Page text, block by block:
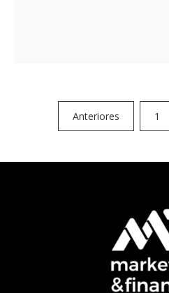
Paginación
entradas
Anteriores 1